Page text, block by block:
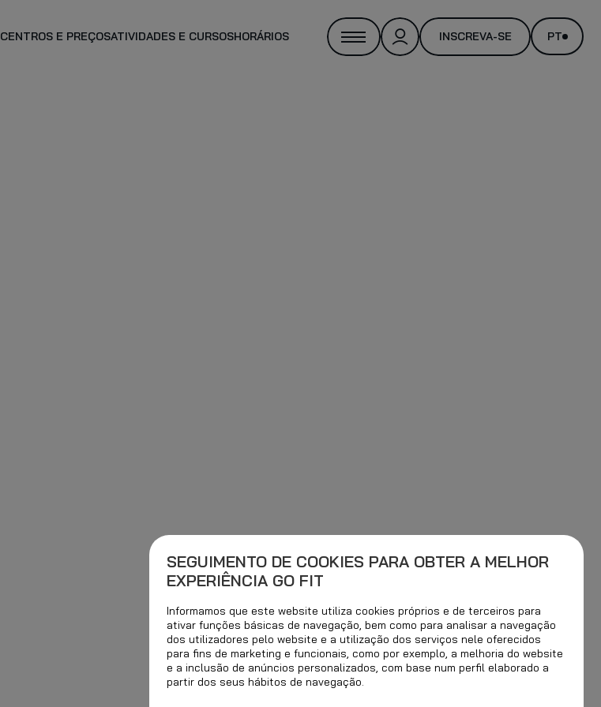
CENTROS E PREÇOSATIVIDADES E CURSOSHORÁRIOS INSCREVA-SE PT
SEGUIMENTO DE COOKIES PARA OBTER A MELHOR
EXPERIÊNCIA GO FIT
Informamos que este website utiliza cookies próprios e de terceiros para
ativar funções básicas de navegação, bem como para analisar a navegação
dos utilizadores pelo website e a utilização dos serviços nele oferecidos
para fins de marketing e funcionais, como por exemplo, a melhoria do website
e a inclusão de anúncios personalizados, com base num perfil elaborado a
partir dos seus hábitos de navegação.